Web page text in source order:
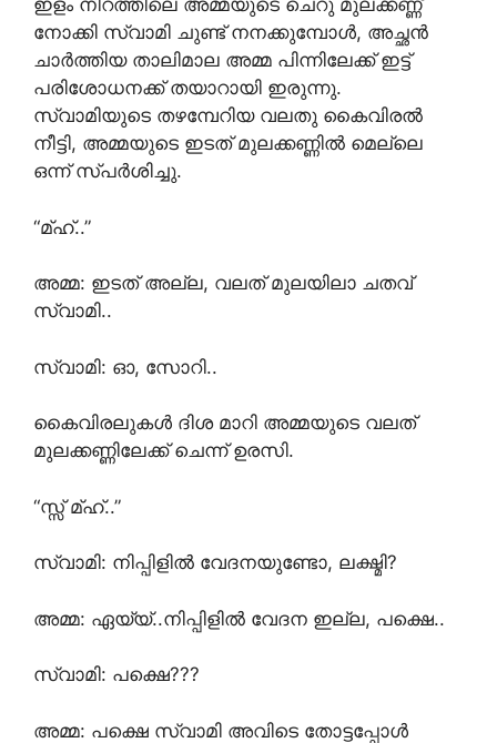
ഇളം നിറത്തിലെ അമ്മയുടെ ചെറു മുലക്കണ്ണ്
നോക്കി സ്വാമി ചുണ്ട് നനക്കുമ്പോൾ, അച്ഛൻ
ചാർത്തിയ താലിമാല അമ്മ പിന്നിലേക്ക് ഇട്ട്
പരിശോധനക്ക് തയാറായി ഇരുന്നു.
സ്വാമിയുടെ തഴമ്പേറിയ വലതു കൈവിരൽ
നീട്ടി, അമ്മയുടെ ഇടത് മുലക്കണ്ണിൽ മെല്ലെ
ഒന്ന് സ്പർശിച്ചു.
“മ്ഹ്..”
അമ്മ: ഇടത് അല്ല, വലത് മുലയിലാ ചതവ്
സ്വാമി..
സ്വാമി: ഓ, സോറി..
കൈവിരലുകൾ ദിശ മാറി അമ്മയുടെ വലത്
മുലക്കണ്ണിലേക്ക് ചെന്ന് ഉരസി.
“സ്സ് മ്ഹ്..”
സ്വാമി: നിപ്പിളിൽ വേദനയുണ്ടോ, ലക്ഷ്മി?
അമ്മ: ഏയ്യ്..നിപ്പിളിൽ വേദന ഇല്ല, പക്ഷെ..
സ്വാമി: പക്ഷെ???
അമ്മ: പക്ഷെ സ്വാമി അവിടെ തോട്ടപ്പോൾ